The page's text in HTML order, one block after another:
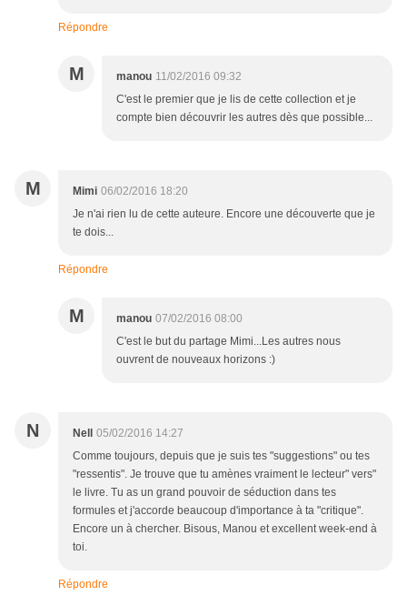
Répondre
M manou 11/02/2016 09:32
C'est le premier que je lis de cette collection et je
compte bien découvrir les autres dès que possible...
M Mimi 06/02/2016 18:20
Je n'ai rien lu de cette auteure. Encore une découverte que je
te dois...
Répondre
M manou 07/02/2016 08:00
C'est le but du partage Mimi...Les autres nous
ouvrent de nouveaux horizons :)
N Nell
05/02/2016 14:27
Comme toujours, depuis que je suis tes "suggestions" ou tes
"ressentis". Je trouve que tu amènes vraiment le lecteur" vers"
le livre. Tu as un grand pouvoir de séduction dans tes
formules et j'accorde beaucoup d'importance à ta "critique".
Encore un à chercher. Bisous, Manou et excellent week-end à
toi.
Répondre